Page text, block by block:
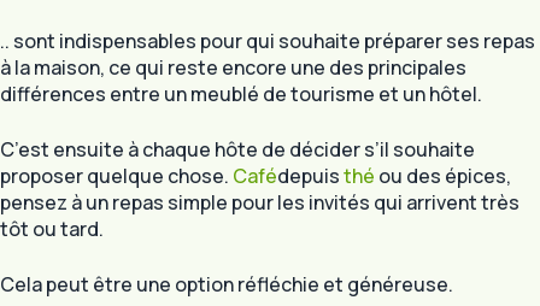
.. sont indispensables pour qui souhaite préparer ses repas
à la maison, ce qui reste encore une des principales
différences entre un meublé de tourisme et un hôtel.
C’est ensuite à chaque hôte de décider s’il souhaite
proposer quelque chose. Cafédepuisthé ou des épices,
pensez à un repas simple pour les invités qui arrivent très
tôt ou tard.
Cela peut être une option réfléchie et généreuse.